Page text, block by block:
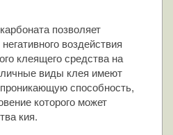
позволяет
воздействия
клеящего средства на
виды клея имеют
способность,
которого может
кия.